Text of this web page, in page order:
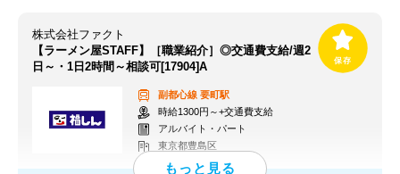
株式会社ファクト
【ラーメン屋STAFF】［職業紹介］◎交通費支給/週2
日～・1日2時間～相談可[17904]A
副都心線 要町駅
時給1300円～+交通費支給
アルバイト・パート
東京都豊島区